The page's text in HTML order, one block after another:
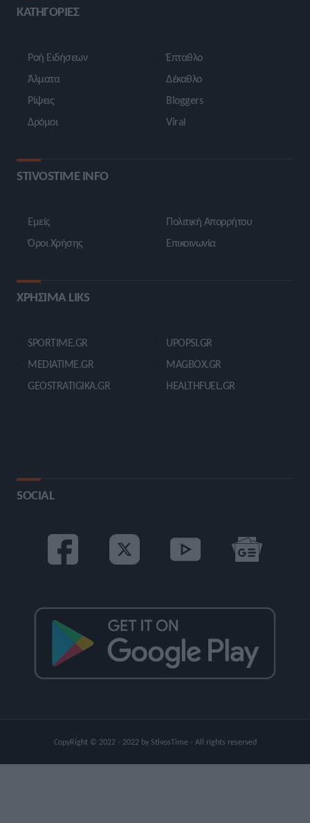
ΚΑΤΗΓΟΡΙΕΣ
Ροή Ειδήσεων
Άλματα
Ρίψεις
Δρόμοι
Έπταθλο
Δέκαθλο
Bloggers
Viral
STIVOSTIME INFO
Εμείς
Όροι Χρήσης
Πολιτική Απορρήτου
Επικοινωνία
ΧΡΗΣΙΜΑ LIKS
SPORTIME.GR
MEDIATIME.GR
GEOSTRATIGIKA.GR
UPOPSI.GR
MAGBOX.GR
HEALTHFUEL.GR
SOCIAL
CopyRight © 2022 - 2022 by StivosTime - All rights reserved